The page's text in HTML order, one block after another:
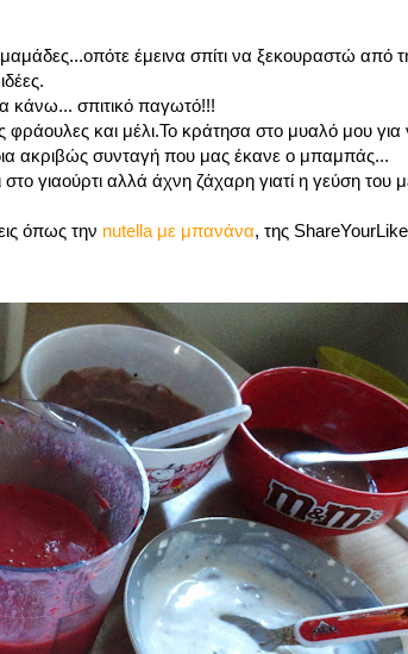
έμεινα σπίτι να ξεκουραστώ από
κάνω... σπιτικό παγωτό!!!
και μέλι.Το κράτησα στο μυαλό μου για
ακριβώς συνταγή που μας έκανε ο μπαμπάς...
γιαούρτι αλλά άχνη ζάχαρη γιατί η γεύση του
όπως την nutella με μπανάνα, της